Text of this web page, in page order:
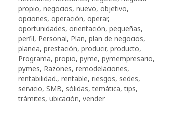
propio, negocios, nuevo, objetivo,
opciones, operación, operar,
oportunidades, orientación, pequeñas,
perfil, Personal, Plan, plan de negocios,
planea, prestación, producir, producto,
Programa, propio, pyme, pymempresario,
pymes, Razones, remodelaciones,
rentabilidad., rentable, riesgos, sedes,
servicio, SMB, sólidas,temática,tips,
trámites, ubicación, vender